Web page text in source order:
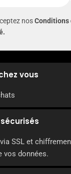
nosConditions
vous
SSL et
vos données.